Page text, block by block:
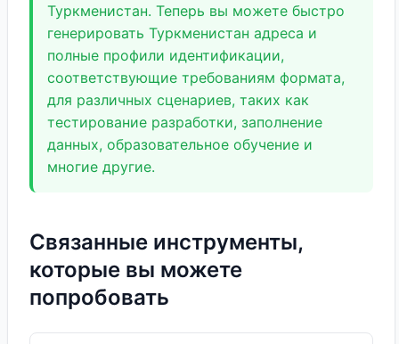
Туркменистан. Теперь вы можете быстро
генерировать Туркменистан адреса и
полные профили идентификации,
соответствующие требованиям формата,
для различных сценариев, таких как
тестирование разработки, заполнение
данных, образовательное обучение и
многие другие.
Связанные инструменты,
которые вы можете
попробовать